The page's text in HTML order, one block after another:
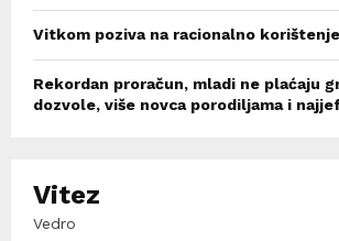
Vitkom poziva na racionalno
Rekordan proračun, mladi ne plaćaju
dozvole, više novca porodiljama i
Vitez
Vedro